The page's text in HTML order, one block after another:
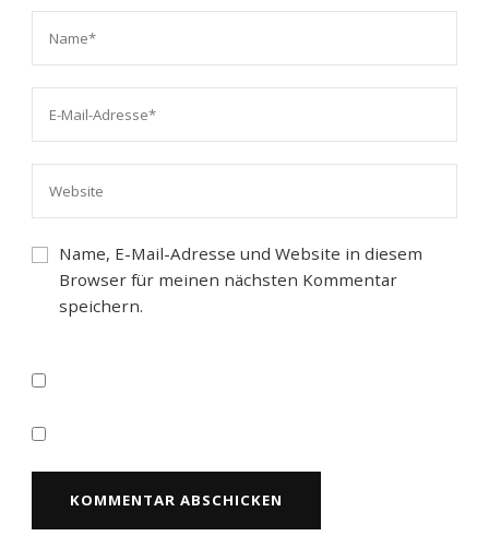
Name, E-Mail-Adresse und Website in diesem
Browser für meinen nächsten Kommentar
speichern.